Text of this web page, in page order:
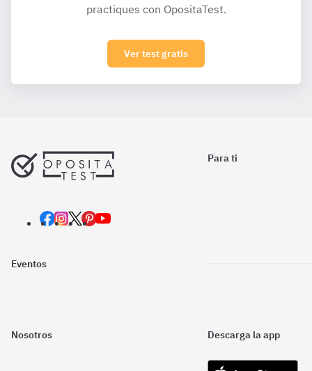
practiques con OpositaTest.
Ver test gratis
Para ti
Eventos
Nosotros Descarga la app